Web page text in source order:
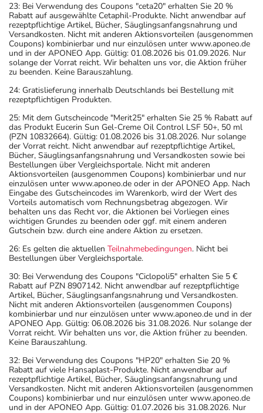
23: Bei Verwendung des Coupons "ceta20" erhalten Sie 20 %
Rabatt auf ausgewählte Cetaphil-Produkte. Nicht anwendbar auf
rezeptpflichtige Artikel, Bücher, Säuglingsanfangsnahrung und
Versandkosten. Nicht mit anderen Aktionsvorteilen (ausgenommen
Coupons) kombinierbar und nur einzulösen unter www.aponeo.de
und in der APONEO App. Gültig: 01.08.2026 bis 01.09.2026. Nur
solange der Vorrat reicht. Wir behalten uns vor, die Aktion früher
zu beenden. Keine Barauszahlung.
24: Gratislieferung innerhalb Deutschlands bei Bestellung mit
rezeptpflichtigen Produkten.
25: Mit dem Gutscheincode "Merit25" erhalten Sie 25 % Rabatt auf
das Produkt Eucerin Sun Gel-Creme Oil Control LSF 50+, 50 ml
(PZN 10832664). Gültig: 01.08.2026 bis 31.08.2026. Nur solange
der Vorrat reicht. Nicht anwendbar auf rezeptpflichtige Artikel,
Bücher, Säuglingsanfangsnahrung und Versandkosten sowie bei
Bestellungen über Vergleichsportale. Nicht mit anderen
Aktionsvorteilen (ausgenommen Coupons) kombinierbar und nur
einzulösen unter www.aponeo.de oder in der APONEO App. Nach
Eingabe des Gutscheincodes im Warenkorb, wird der Wert des
Vorteils automatisch vom Rechnungsbetrag abgezogen. Wir
behalten uns das Recht vor, die Aktionen bei Vorliegen eines
wichtigen Grundes zu beenden oder ggf. mit einem anderen
Gutschein bzw. durch eine andere Aktion zu ersetzen.
26: Es gelten die aktuellen Teilnahmebedingungen. Nicht bei
Bestellungen über Vergleichsportale.
30: Bei Verwendung des Coupons "Ciclopoli5" erhalten Sie 5 €
Rabatt auf PZN 8907142. Nicht anwendbar auf rezeptpflichtige
Artikel, Bücher, Säuglingsanfangsnahrung und Versandkosten.
Nicht mit anderen Aktionsvorteilen (ausgenommen Coupons)
kombinierbar und nur einzulösen unter www.aponeo.de und in der
APONEO App. Gültig: 06.08.2026 bis 31.08.2026. Nur solange der
Vorrat reicht. Wir behalten uns vor, die Aktion früher zu beenden.
Keine Barauszahlung.
32: Bei Verwendung des Coupons "HP20" erhalten Sie 20 %
Rabatt auf viele Hansaplast-Produkte. Nicht anwendbar auf
rezeptpflichtige Artikel, Bücher, Säuglingsanfangsnahrung und
Versandkosten. Nicht mit anderen Aktionsvorteilen (ausgenommen
Coupons) kombinierbar und nur einzulösen unter www.aponeo.de
und in der APONEO App. Gültig: 01.07.2026 bis 31.08.2026. Nur